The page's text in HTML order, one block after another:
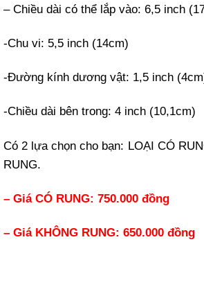
– Chiều dài có thể lắp vào: 6,5 inch
-Chu vi: 5,5 inch (14cm)
-Đường kính dương vật: 1,5 inch
-Chiều dài bên trong: 4 inch (10,1cm)
Có 2 lựa chọn cho bạn: LOẠI CÓ
RUNG.
– Giá CÓ RUNG: 750.000 đồng
– Giá KHÔNG RUNG: 650.000 đồng